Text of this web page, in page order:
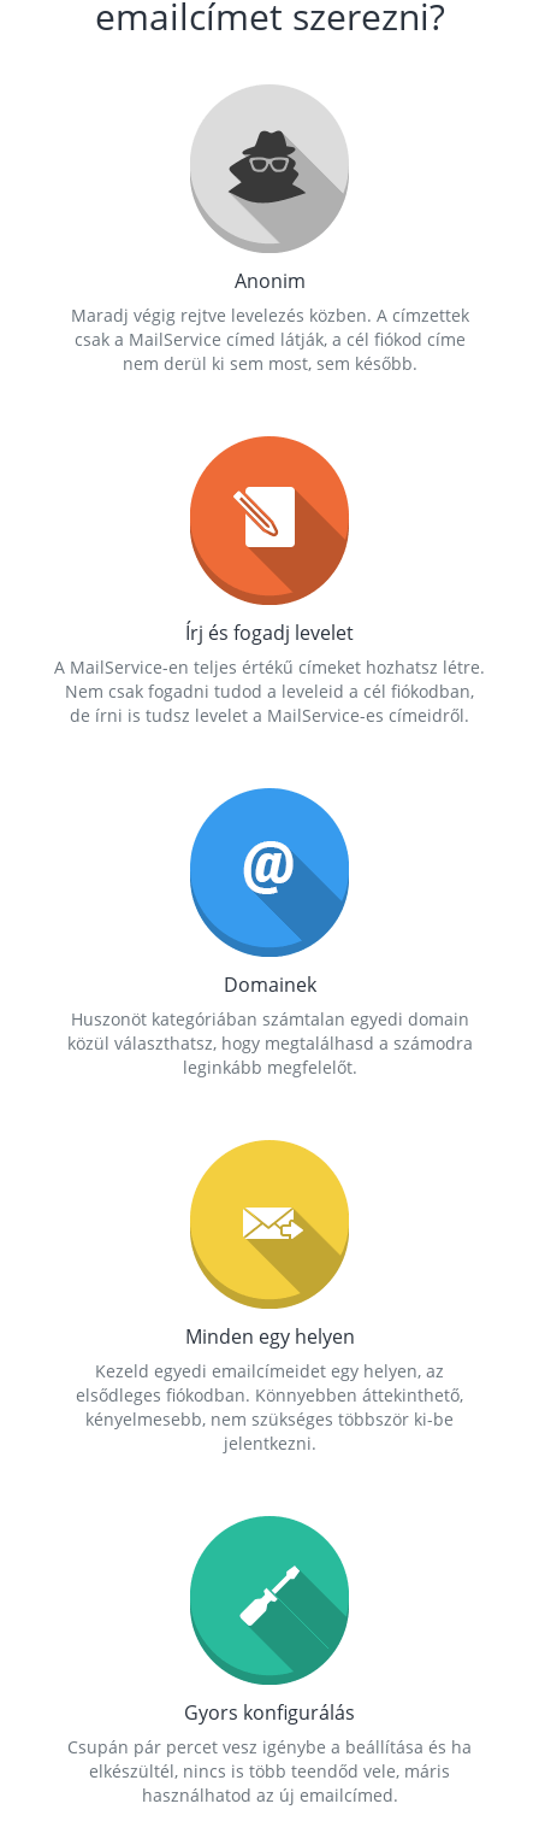
emailcímet szerezni?
Anonim
Maradj végig rejtve levelezés közben. A címzettek
csak a MailService címed látják, a cél fiókod címe
nem derül ki sem most, sem később.
Írj és fogadj levelet
A MailService-en teljes értékű címeket hozhatsz létre.
Nem csak fogadni tudod a leveleid a cél fiókodban,
de írni is tudsz levelet a MailService-es címeidről.
Domainek
Huszonöt kategóriában számtalan egyedi domain
közül választhatsz, hogy megtalálhasd a számodra
leginkább megfelelőt.
Minden egy helyen
Kezeld egyedi emailcímeidet egy helyen, az
elsődleges fiókodban. Könnyebben áttekinthető,
kényelmesebb, nem szükséges többször ki-be
jelentkezni.
Gyors konfigurálás
Csupán pár percet vesz igénybe a beállítása és ha
elkészültél, nincs is több teendőd vele, máris
használhatod az új emailcímed.